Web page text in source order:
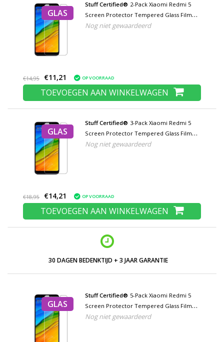
GLAS
Stuff Certified® 2-Pack Xiaomi Redmi 5
Screen Protector Tempered Glass Film
Gehard Glas Glazen
Nog niet gewaardeerd
€14,95 €11,21 OP VOORRAAD
TOEVOEGEN AAN WINKELWAGEN
GLAS
Stuff Certified® 3-Pack Xiaomi Redmi 5
Screen Protector Tempered Glass Film
Gehard Glas Glazen
Nog niet gewaardeerd
€18,95 €14,21 OP VOORRAAD
TOEVOEGEN AAN WINKELWAGEN
30 DAGEN BEDENKTIJD + 3 JAAR GARANTIE
GLAS
Stuff Certified® 5-Pack Xiaomi Redmi 5
Screen Protector Tempered Glass Film
Gehard Glas Glazen
Nog niet gewaardeerd